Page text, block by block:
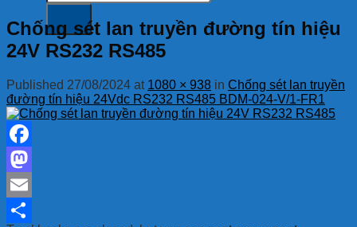
Chống sét lan truyền đường tín hiệu
24V RS232 RS485
Published 27/08/2024 at 1080 × 938 in Chống sét lan truyền
đường tín hiệu 24Vdc RS232 RS485 BDM-024-V/1-FR1
Facebook
Mastodon
Email